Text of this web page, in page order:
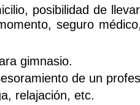
posibilidad de
seguro
gimnasio.
de un
relajación, etc.